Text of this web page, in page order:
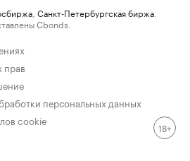
Санкт-Петербургская биржа
Cbonds.
прав
персональных данных
cookie
18+